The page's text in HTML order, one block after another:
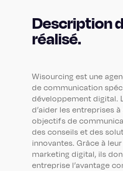
Description
réalisé.
Wisourcing est une
de communication
développement digital.
d’aider les entreprises
objectifs de
des conseils et des
innovantes. Grâce à
marketing digital, ils
entreprise l’avantage